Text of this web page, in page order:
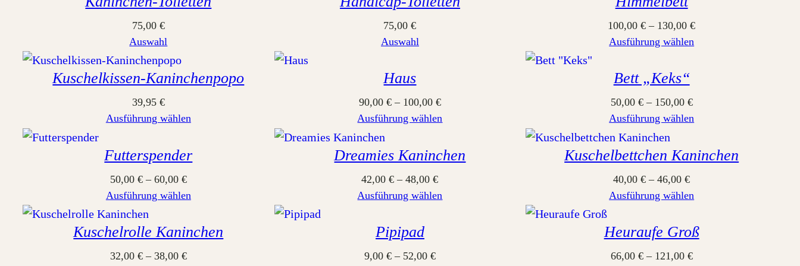
75,00 €
Auswahl
75,00€
Auswahl
100,00€ – 130,00€
Ausführung wählen
Kuschelkissen-Kaninchenpopo
39,95 €
Ausführung wählen
Haus
90,00 €– 100,00 €
Ausführung wählen
Bett „Keks“
50,00 €– 150,00 €
Ausführung wählen
Futterspender
50,00 €– 60,00 €
Ausführung wählen
Dreamies Kaninchen
42,00€ –48,00€
Ausführung wählen
Kuschelbettchen Kaninchen
40,00€ –46,00€
Ausführung wählen
Kuschelrolle Kaninchen
32,00 €– 38,00 €
Pipipad
9,00 €– 52,00 €
Heuraufe Groß
66,00 €– 121,00 €